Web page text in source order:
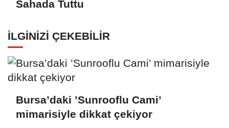
Sahada Tuttu
İLGINIZI ÇEKEBILIR
Bursa’daki ’Sunrooflu Cami’
mimarisiyle dikkat çekiyor